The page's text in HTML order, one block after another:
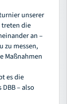
unserer
treten die
an –
zu messen,
Maßnahmen
es die
– also